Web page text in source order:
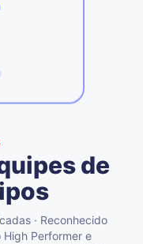
de
· Reconhecido
Performer e